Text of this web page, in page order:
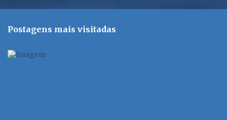
Postagens mais visitadas